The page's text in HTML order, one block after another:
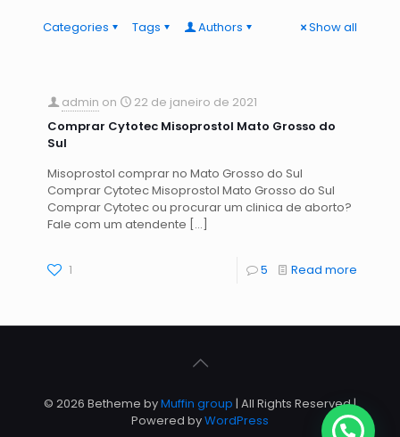
Categories Tags Authors Show all
admin on
22 de janeiro de 2021
Comprar Cytotec Misoprostol Mato Grosso do
Sul
Misoprostol comprar no Mato Grosso do Sul
Comprar Cytotec Misoprostol Mato Grosso do Sul
Comprar Cytotec ou procurar um clinica de aborto?
Fale com um atendente […]
1 5 Read more
© 2026 Betheme byMuffin group | All Rights Reserved |
Powered byWordPress